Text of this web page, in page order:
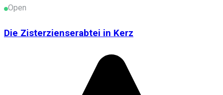
Open
Die Zisterzienserabtei in Kerz